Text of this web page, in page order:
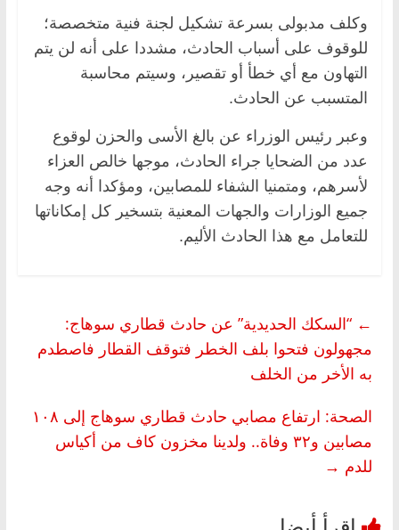
وكلف مدبولى بسرعة تشكيل لجنة فنية متخصصة؛
للوقوف على أسباب الحادث، مشددا على أنه لن يتم
التهاون مع أي خطأ أو تقصير، وسيتم محاسبة
المتسبب عن الحادث.
وعبر رئيس الوزراء عن بالغ الأسى والحزن لوقوع
عدد من الضحايا جراء الحادث، موجها خالص العزاء
لأسرهم، ومتمنيا الشفاء للمصابين، ومؤكدا أنه وجه
جميع الوزارات والجهات المعنية بتسخير كل إمكاناتها
للتعامل مع هذا الحادث الأليم.
← “السكك الحديدية” عن حادث قطاري سوهاج:
مجهولون فتحوا بلف الخطر فتوقف القطار فاصطدم
به الأخر من الخلف
الصحة: ارتفاع مصابي حادث قطاري سوهاج إلى ١٠٨
مصابين و٣٢ وفاة.. ولدينا مخزون كاف من أكياس
للدم →